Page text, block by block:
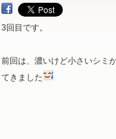
3回目です。
前回は、濃いけど小さいシミ
てきました